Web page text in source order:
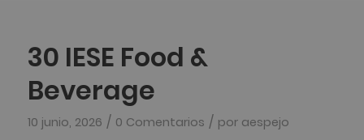
30 IESE Food &
Beverage
10 junio, 2026 / 0 Comentarios / por aespejo